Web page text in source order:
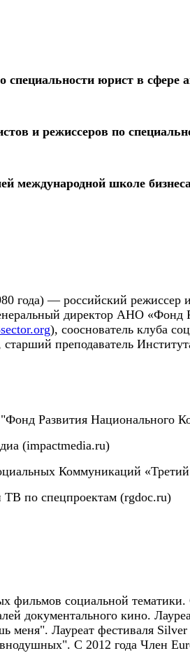
юрист в сфере
и режиссеров по
международной школе
года) — российский
директор АНО «Фонд
), сооснователь клуба
старший преподаватель
Развития Национального
(impactmedia.ru)
Коммуникаций
ТВ по спецпроектам (rgdoc.ru)
фильмов социальной
документального кино.
меня". Лауреат фестиваля
С 2012 года Член